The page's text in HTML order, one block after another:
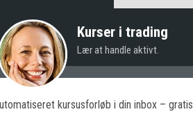
Kurser i trading
Lær at handle aktivt.
kursusforløb i din inbox – gratis